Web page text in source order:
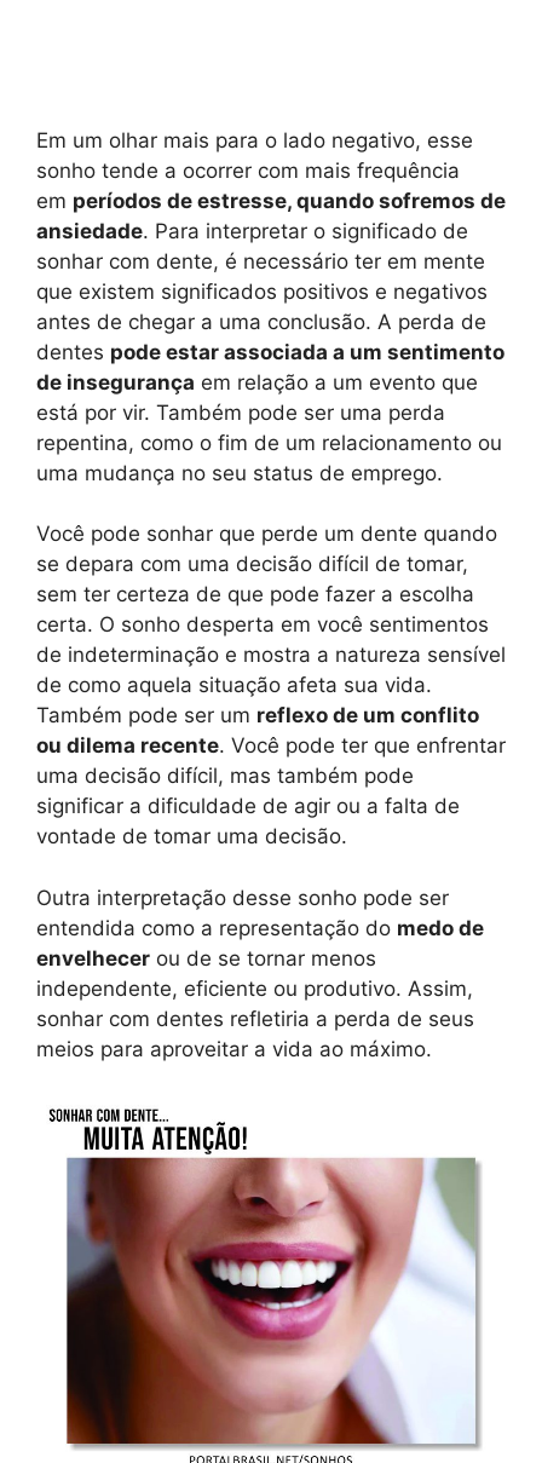
Em um olhar mais para o lado negativo, esse
sonho tende a ocorrer com mais frequência
em períodos de estresse, quando sofremos de
ansiedade. Para interpretar o significado de
sonhar com dente, é necessário ter em mente
que existem significados positivos e negativos
antes de chegar a uma conclusão. A perda de
dentes pode estar associada a um sentimento
de insegurança em relação a um evento que
está por vir. Também pode ser uma perda
repentina, como o fim de um relacionamento ou
uma mudança no seu status de emprego.
Você pode sonhar que perde um dente quando
se depara com uma decisão difícil de tomar,
sem ter certeza de que pode fazer a escolha
certa. O sonho desperta em você sentimentos
de indeterminação e mostra a natureza sensível
de como aquela situação afeta sua vida.
Também pode ser um reflexo de um conflito
ou dilema recente. Você pode ter que enfrentar
uma decisão difícil, mas também pode
significar a dificuldade de agir ou a falta de
vontade de tomar uma decisão.
Outra interpretação desse sonho pode ser
entendida como a representação do medo de
envelhecer ou de se tornar menos
independente, eficiente ou produtivo. Assim,
sonhar com dentes refletiria a perda de seus
meios para aproveitar a vida ao máximo.